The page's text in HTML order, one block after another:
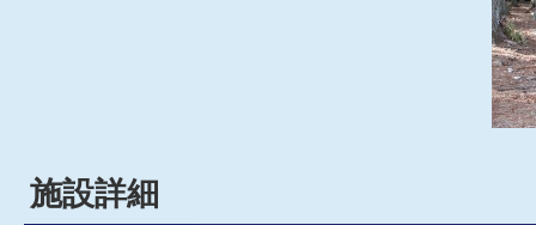
施設詳細